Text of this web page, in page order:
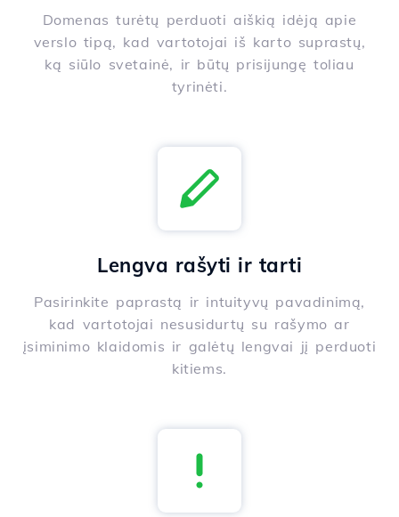
Domenas turėtų perduoti aiškią idėją apie
verslo tipą, kad vartotojai iš karto suprastų,
ką siūlo svetainė, ir būtų prisijungę toliau
tyrinėti.
Lengva rašyti ir tarti
Pasirinkite paprastą ir intuityvų pavadinimą,
kad vartotojai nesusidurtų su rašymo ar
įsiminimo klaidomis ir galėtų lengvai jį perduoti
kitiems.